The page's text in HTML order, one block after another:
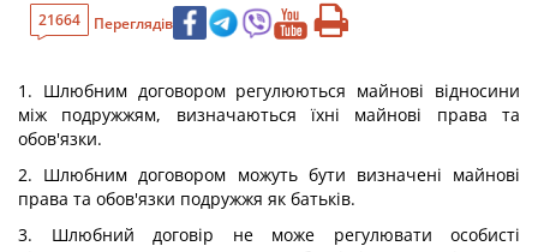
21664 Переглядів
1. Шлюбним договором регулюються майнові відносини
між подружжям, визначаються їхні майнові права та
обов'язки.
2. Шлюбним договором можуть бути визначені майнові
права та обов'язки подружжя як батьків.
3. Шлюбний договір не може регулювати особисті